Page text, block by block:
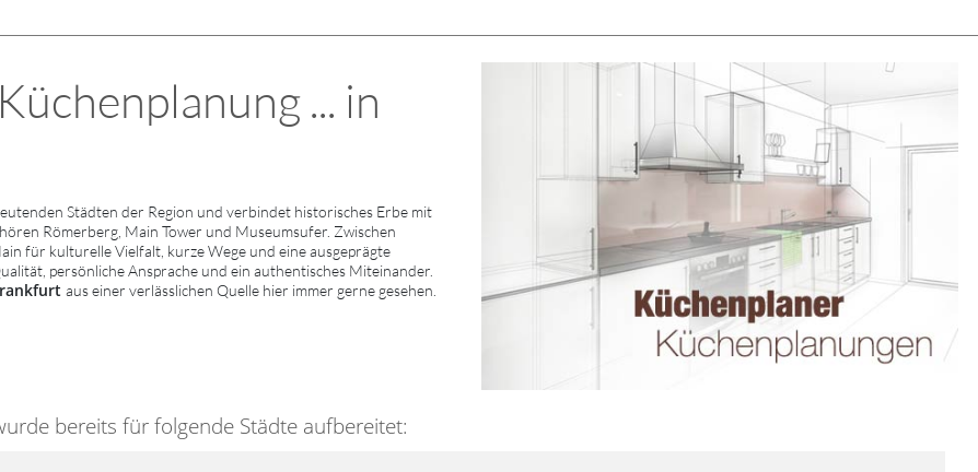
... in
Städten der Region und verbindet historisches Erbe mit
Römerberg, Main Tower und Museumsufer. Zwischen
für kulturelle Vielfalt, kurze Wege und eine ausgeprägte
persönliche Ansprache und ein authentisches Miteinander.
aus einer verlässlichen Quelle hier immer gerne gesehen.
bereits für folgende Städte aufbereitet: